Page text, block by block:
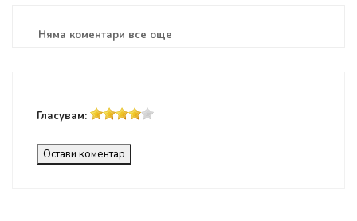
Няма коментари все още
Гласувам:
Остави коментар